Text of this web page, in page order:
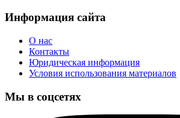
Информация сайта
О нас
Контакты
Юридическая информация
Условия использования материалов
Мы в соцсетях